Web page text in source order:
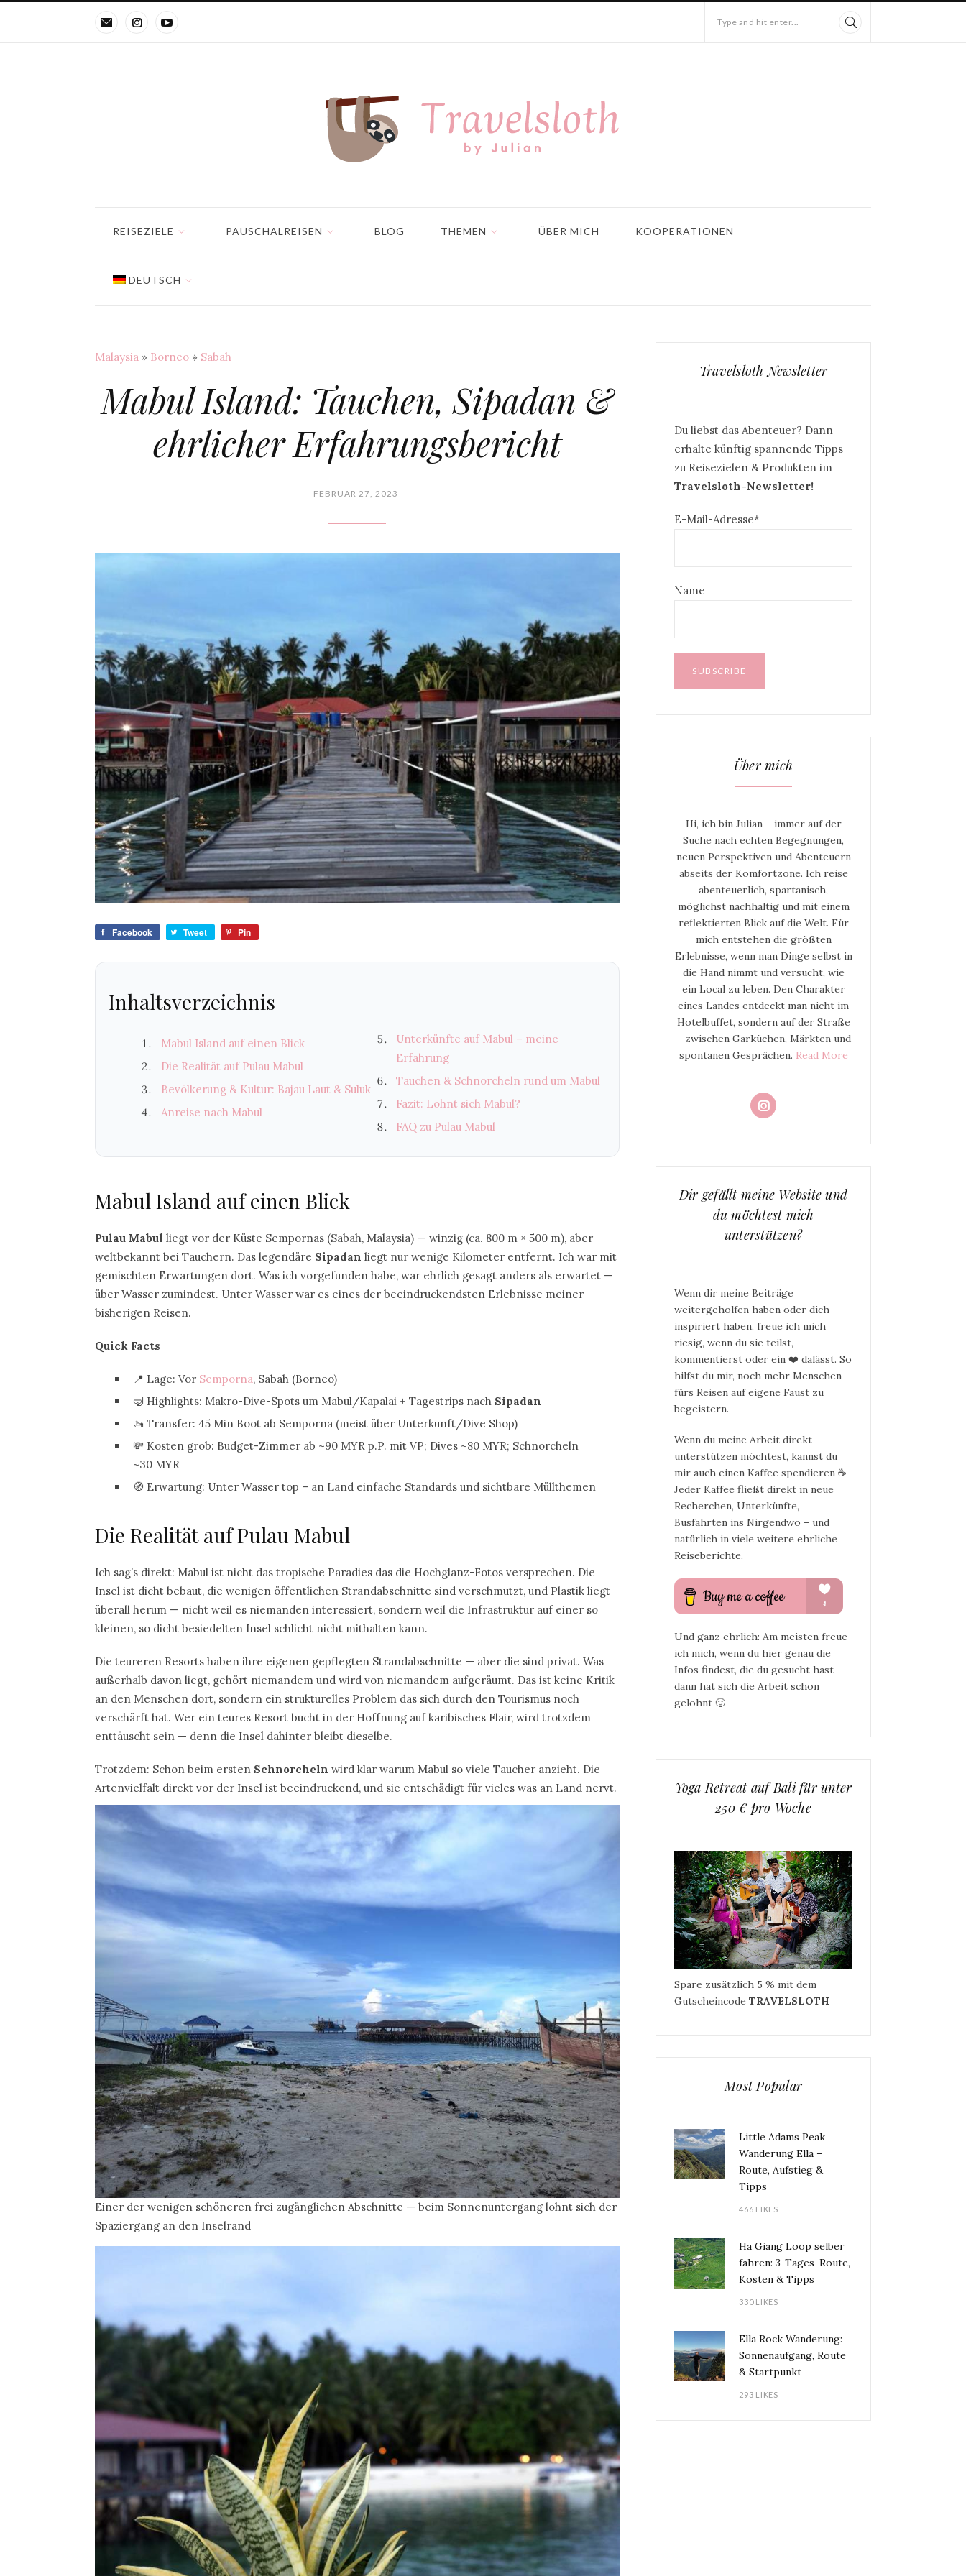
Type and hit enter...
REISEZIELE PAUSCHALREISEN BLOG THEMEN ÜBER MICH KOOPERATIONEN
DEUTSCH
Malaysia » Borneo » Sabah
Mabul Island: Tauchen, Sipadan &
ehrlicher Erfahrungsbericht
FEBRUAR 27, 2023
Facebook Tweet Pin
Inhaltsverzeichnis
Mabul Island auf einen Blick
Die Realität auf Pulau Mabul
Bevölkerung & Kultur: Bajau Laut & Suluk
Anreise nach Mabul
Unterkünfte auf Mabul – meine
Erfahrung
Tauchen & Schnorcheln rund um Mabul
Fazit: Lohnt sich Mabul?
FAQ zu Pulau Mabul
Mabul Island auf einen Blick
Pulau Mabul liegt vor der Küste Sempornas (Sabah, Malaysia) — winzig (ca. 800 m × 500 m), aber
weltbekannt bei Tauchern. Das legendäre Sipadan liegt nur wenige Kilometer entfernt. Ich war mit
gemischten Erwartungen dort. Was ich vorgefunden habe, war ehrlich gesagt anders als erwartet —
über Wasser zumindest. Unter Wasser war es eines der beeindruckendsten Erlebnisse meiner
bisherigen Reisen.
Quick Facts
📍 Lage: Vor Semporna, Sabah (Borneo)
🤿 Highlights: Makro-Dive-Spots um Mabul/Kapalai + Tagestrips nach Sipadan
🚤 Transfer: 45 Min Boot ab Semporna (meist über Unterkunft/Dive Shop)
💸 Kosten grob: Budget-Zimmer ab ~90 MYR p.P. mit VP; Dives ~80 MYR; Schnorcheln
~30 MYR
🧭 Erwartung: Unter Wasser top – an Land einfache Standards und sichtbare Müllthemen
Die Realität auf Pulau Mabul
Ich sag’s direkt: Mabul ist nicht das tropische Paradies das die Hochglanz-Fotos versprechen. Die
Insel ist dicht bebaut, die wenigen öffentlichen Strandabschnitte sind verschmutzt, und Plastik liegt
überall herum — nicht weil es niemanden interessiert, sondern weil die Infrastruktur auf einer so
kleinen, so dicht besiedelten Insel schlicht nicht mithalten kann.
Die teureren Resorts haben ihre eigenen gepflegten Strandabschnitte — aber die sind privat. Was
außerhalb davon liegt, gehört niemandem und wird von niemandem aufgeräumt. Das ist keine Kritik
an den Menschen dort, sondern ein strukturelles Problem das sich durch den Tourismus noch
verschärft hat. Wer ein teures Resort bucht in der Hoffnung auf karibisches Flair, wird trotzdem
enttäuscht sein — denn die Insel dahinter bleibt dieselbe.
Trotzdem: Schon beim ersten Schnorcheln wird klar warum Mabul so viele Taucher anzieht. Die
Artenvielfalt direkt vor der Insel ist beeindruckend, und sie entschädigt für vieles was an Land nervt.
Einer der wenigen schöneren frei zugänglichen Abschnitte — beim Sonnenuntergang lohnt sich der
Spaziergang an den Inselrand
Travelsloth Newsletter
Du liebst das Abenteuer? Dann
erhalte künftig spannende Tipps
zu Reisezielen & Produkten im
Travelsloth-Newsletter!
E-Mail-Adresse*
Name
Über mich
Hi, ich bin Julian – immer auf der
Suche nach echten Begegnungen,
neuen Perspektiven und Abenteuern
abseits der Komfortzone. Ich reise
abenteuerlich, spartanisch,
möglichst nachhaltig und mit einem
reflektierten Blick auf die Welt. Für
mich entstehen die größten
Erlebnisse, wenn man Dinge selbst in
die Hand nimmt und versucht, wie
ein Local zu leben. Den Charakter
eines Landes entdeckt man nicht im
Hotelbuffet, sondern auf der Straße
– zwischen Garküchen, Märkten und
spontanen Gesprächen. Read More
Dir gefällt meine Website und
du möchtest mich
unterstützen?
Wenn dir meine Beiträge
weitergeholfen haben oder dich
inspiriert haben, freue ich mich
riesig, wenn du sie teilst,
kommentierst oder ein ❤️ dalässt. So
hilfst du mir, noch mehr Menschen
fürs Reisen auf eigene Faust zu
begeistern.
Wenn du meine Arbeit direkt
unterstützen möchtest, kannst du
mir auch einen Kaffee spendieren ☕
Jeder Kaffee fließt direkt in neue
Recherchen, Unterkünfte,
Busfahrten ins Nirgendwo – und
natürlich in viele weitere ehrliche
Reiseberichte.
Und ganz ehrlich: Am meisten freue
ich mich, wenn du hier genau die
Infos findest, die du gesucht hast –
dann hat sich die Arbeit schon
gelohnt 🙂
Yoga Retreat auf Bali für unter
250 € pro Woche
Spare zusätzlich 5 % mit dem
Gutscheincode TRAVELSLOTH
Most Popular
Little Adams Peak
Wanderung Ella –
Route, Aufstieg &
Tipps
466 LIKES
Ha Giang Loop selber
fahren: 3-Tages-Route,
Kosten & Tipps
330 LIKES
Ella Rock Wanderung:
Sonnenaufgang, Route
& Startpunkt
293 LIKES